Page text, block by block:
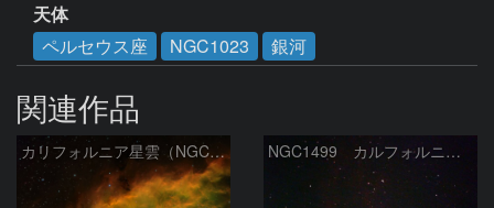
天体
ペルセウス座
NGC1023 銀河
関連作品
カリフォルニア星雲（NGC 1499） NGC1499 カルフォルニア星雲